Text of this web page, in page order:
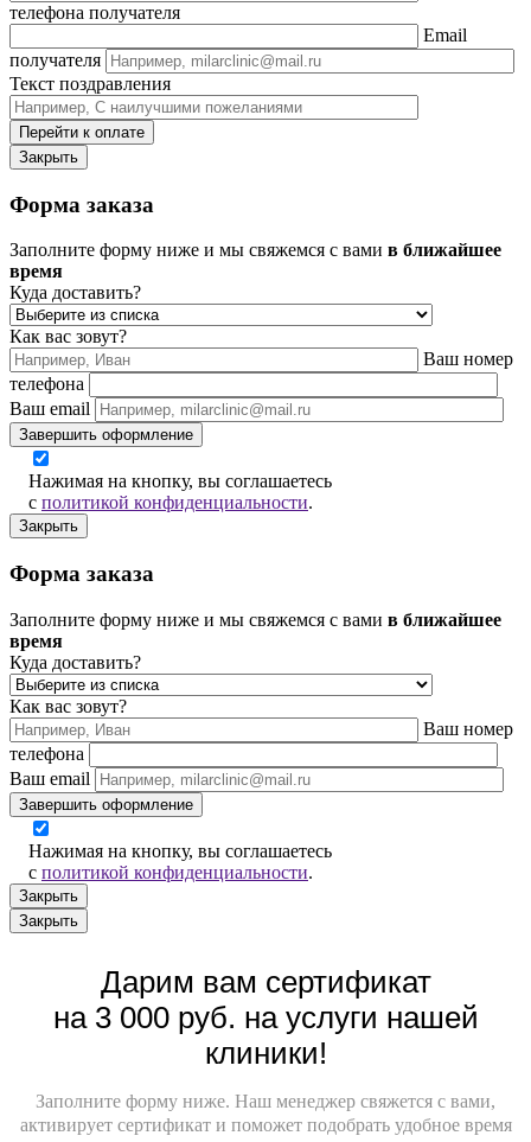
телефона получателя
Email
получателя
Текст поздравления
Перейти к оплате
Закрыть
Форма заказа
Заполните форму ниже и мы свяжемся с вами в ближайшее
время
Куда доставить?
Как вас зовут?
Ваш номер
телефона
Ваш email
Завершить оформление
Нажимая на кнопку, вы соглашаетесь
с политикой конфиденциальности.
Закрыть
Форма заказа
Заполните форму ниже и мы свяжемся с вами в ближайшее
время
Куда доставить?
Как вас зовут?
Ваш номер
телефона
Ваш email
Завершить оформление
Нажимая на кнопку, вы соглашаетесь
с политикой конфиденциальности.
Закрыть
Закрыть
Дарим вам сертификат
на 3 000 руб. на услуги нашей
клиники!
Заполните форму ниже. Наш менеджер свяжется с вами,
активирует сертификат и поможет подобрать удобное время